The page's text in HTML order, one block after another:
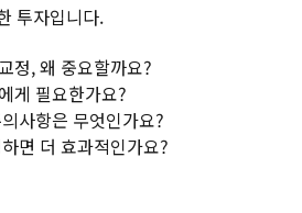
투자입니다.
정, 왜 중요할까요?
게 필요한가요?
사항은 무엇인가요?
면 더 효과적인가요?